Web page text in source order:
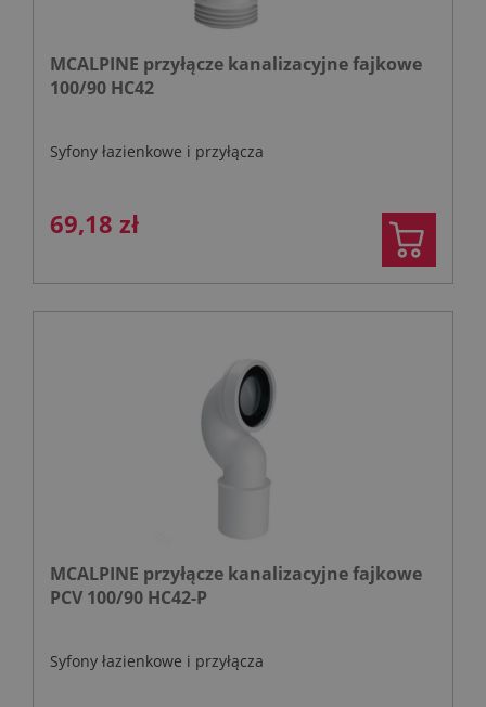
MCALPINE przyłącze kanalizacyjne fajkowe
100/90 HC42
Syfony łazienkowe i przyłącza
69,18 zł
MCALPINE przyłącze kanalizacyjne fajkowe
PCV 100/90 HC42-P
Syfony łazienkowe i przyłącza